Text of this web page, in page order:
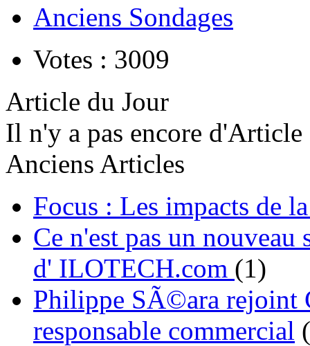
Anciens Sondages
Votes : 3009
Article du Jour
Il n'y a pas encore d'Article
Anciens Articles
Focus : Les impacts de
Ce n'est pas un
d' ILOTECH.com (1)
Philippe SÃ©ara rejoint
responsable commercial